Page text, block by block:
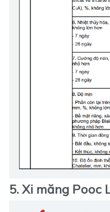
5. Xi măng Pooc